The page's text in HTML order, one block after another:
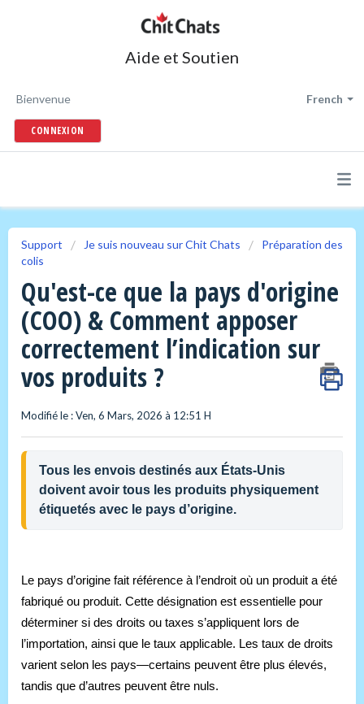
Aide et Soutien
French
Bienvenue
CONNEXION
Support Je suis nouveau sur Chit Chats
Préparation des
colis
Qu'est-ce que la pays d'origine
(COO) & Comment apposer
correctement l’indication sur
vos produits ?
Modifié le : Ven, 6 Mars, 2026 à 12:51 H
Tous les envois destinés aux États-Unis
doivent avoir tous les produits physiquement
étiquetés avec le pays d’origine.
Le pays d’origine fait référence à l’endroit où un produit a été
fabriqué ou produit. Cette désignation est essentielle pour
déterminer si des droits ou taxes s’appliquent lors de
l’importation, ainsi que le taux applicable. Les taux de droits
varient selon les pays—certains peuvent être plus élevés,
tandis que d’autres peuvent être nuls.